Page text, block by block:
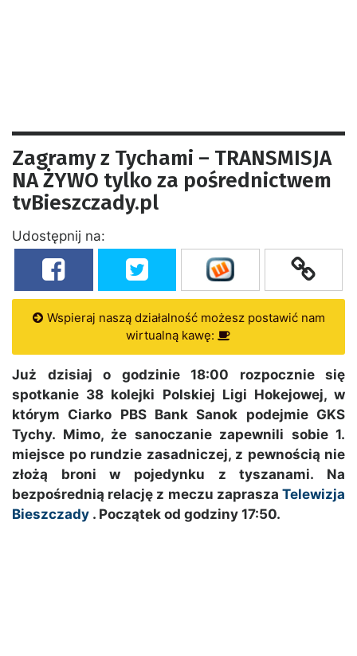
Zagramy z Tychami – TRANSMISJA
NA ŻYWO tylko za pośrednictwem
tvBieszczady.pl
Udostępnij na:
Wspieraj naszą działalność możesz postawić nam
wirtualną kawę:
Już dzisiaj o godzinie 18:00 rozpocznie się
spotkanie 38 kolejki Polskiej Ligi Hokejowej, w
którym Ciarko PBS Bank Sanok podejmie GKS
Tychy. Mimo, że sanoczanie zapewnili sobie 1.
miejsce po rundzie zasadniczej, z pewnością nie
złożą broni w pojedynku z tyszanami. Na
bezpośrednią relację z meczu zaprasza Telewizja
Bieszczady . Początek od godziny 17:50.